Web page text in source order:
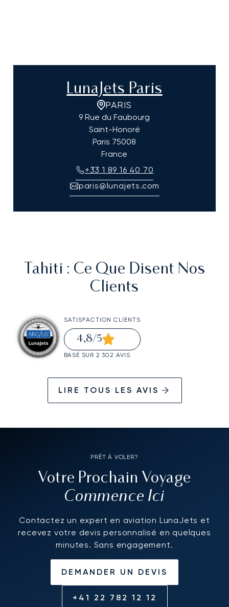
LunaJets Paris
PARIS
9 Rue du Faubourg
Saint-Honoré
Paris 75008
France
+33 1 89 16 40 70
paris@lunajets.com
Tahiti : Ce Que Disent Nos
Clients
SATISFACTION CLIENTS
4,8/5
BASÉ SUR 2 302 AVIS
LIRE TOUS LES AVIS
PRÊT À VOLER?
Votre Prochain Voyage
Commence Ici
Contactez un expert en aviation LunaJets et
recevez votre devis personnalisé en quelques
minutes. Sans engagement.
DEMANDER UN DEVIS
+41 22 782 12 12